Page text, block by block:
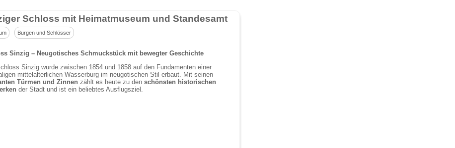
Schloss mit Heimatmuseum und Standesamt
Burgen und Schlösser
Sinzig – Neugotisches Schmuckstück mit bewegter Geschichte
Sinzig wurde zwischen 1854 und 1858 auf den Fundamenten einer
mittelalterlichen Wasserburg im neugotischen Stil erbaut. Mit seinen
Türmen und Zinnen zählt es heute zu den schönsten historischen
der Stadt und ist ein beliebtes Ausflugsziel.